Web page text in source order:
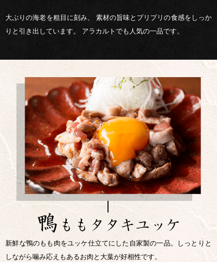
大ぶりの海老を粗目に刻み、 素材の旨味とプリプリの食感をしっか
りと引き出しています。 アラカルトでも人気の一品です。
新鮮な鴨のもも肉をユッケ仕立てにした自家製の一品。しっとりと
しながら噛み応えもあるお肉と大葉が好相性です。